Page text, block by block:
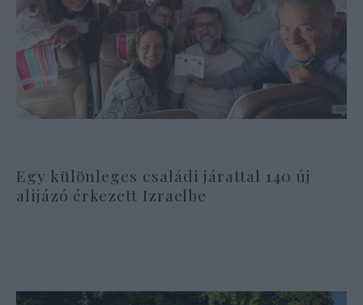
Egy különleges családi járattal 140 új
alijázó érkezett Izraelbe